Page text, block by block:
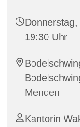
19:30 Uhr
Menden
Kantorin